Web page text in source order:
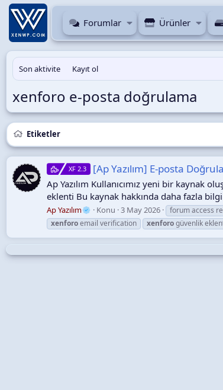
Forumlar Ürünler
Son aktivite Kayıt ol
xenforo e-posta doğrulama
Etiketler
XF 2.3 [Ap Yazılım] E-posta
Ap Yazılım Kullanıcımız yeni bir kaynak
eklenti Bu kaynak hakkında daha fazla
Ap Yazılım Konu 3 May 2026 forum access
xenforoemail verification xenforogüvenlik